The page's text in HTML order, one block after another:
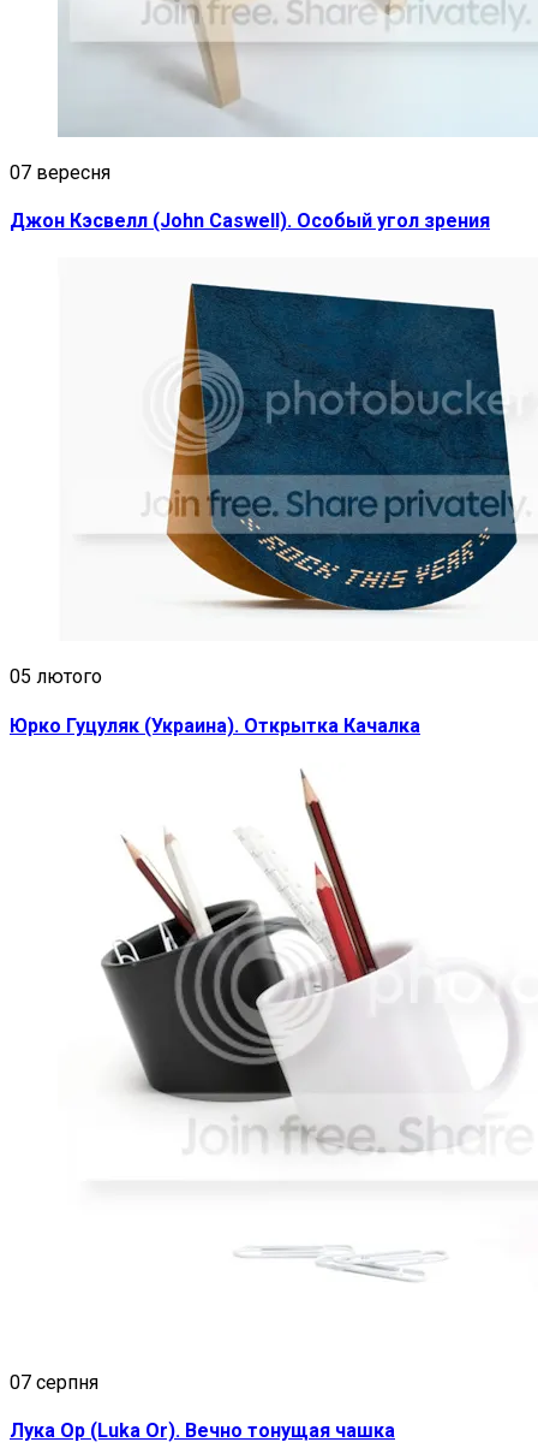
07 вересня
Джон Кэсвелл (John Caswell). Особый угол зрения
05 лютого
Юрко Гуцуляк (Украина). Открытка Качалка
07 серпня
Лука Ор (Luka Or). Вечно тонущая чашка